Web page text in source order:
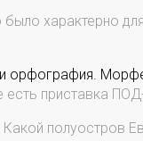
было характерно
орфография.
приставка
Какой полуостров